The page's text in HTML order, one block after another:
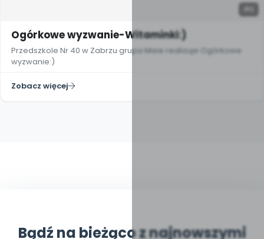
Ogórkowe wyzwanie-Witaminki:)
Przedszkole Nr 40 w Zabrzu grupa Misie realizuje Ogórkowe
wyzwanie:)
Zobacz więcej
Bądź na bieżąco z najnowszymi